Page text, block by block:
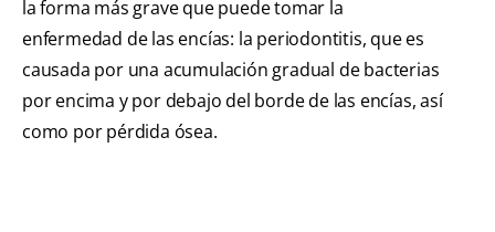
la forma más grave que puede tomar la
enfermedad de las encías: la periodontitis, que es
causada por una acumulación gradual de bacterias
por encima y por debajo del borde de las encías, así
como por pérdida ósea.